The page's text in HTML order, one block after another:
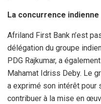
La concurrence
Afriland First Bank n’est
délégation du groupe
PDG Rajkumar, a
Mahamat Idriss Deby. Le
a exprimé son intérêt pour
contribuer à la mise en